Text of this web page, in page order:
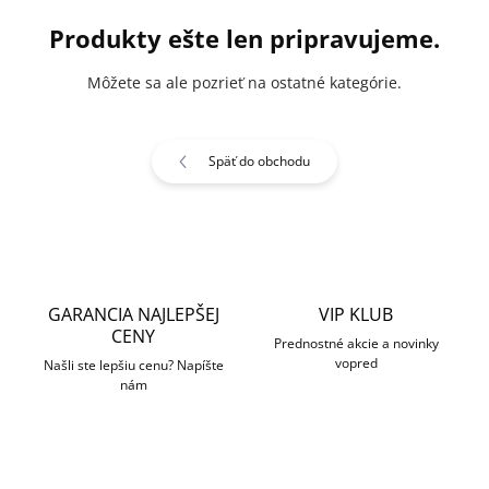
Produkty ešte len pripravujeme.
Môžete sa ale pozrieť na ostatné kategórie.
Späť do obchodu
GARANCIA NAJLEPŠEJ
CENY
Našli ste lepšiu cenu? Napíšte
nám
VIP KLUB
Prednostné akcie a novinky
vopred